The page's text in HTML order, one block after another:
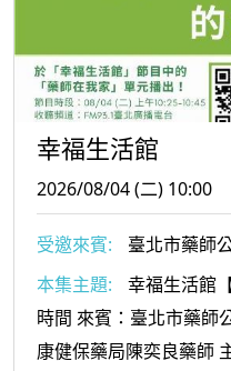
幸福生活館
2026/08/04 (二) 10:00
受邀來賓:
臺北市藥師
康健保藥局陳奕良藥師
本集主題:
幸福生活館
時間 來賓：臺北市藥師
康健保藥局陳奕良藥師